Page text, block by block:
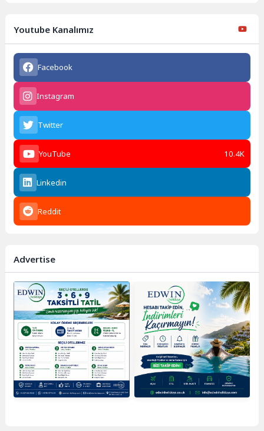
Youtube Kanalımız
Facebook
Instagram
Twitter
YouTube 10.4K
Linkedin
Reddit
Advertise